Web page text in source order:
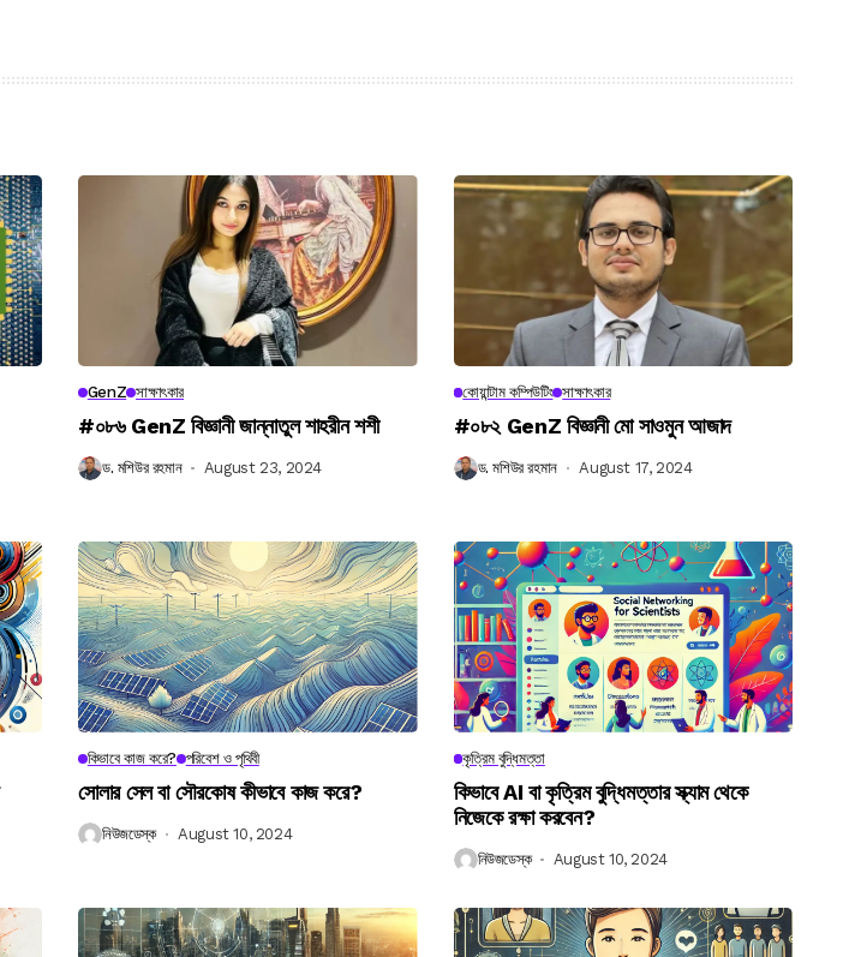
GenZ সাক্ষাৎকার
#০৮৬ GenZ বিজ্ঞানী জান্নাতুল শাহরীন শশী
ড. মশিউর রহমান August 23, 2024
কোয়ান্টাম কম্পিউটিং সাক্ষাৎকার
#০৮২ GenZ বিজ্ঞানী মো সাওমুন আজাদ
ড. মশিউর রহমান August 17, 2024
কিভাবে কাজ করে? পরিবেশ ও পৃথিবী
সোলার সেল বা সৌরকোষ কীভাবে কাজ করে?
নিউজডেস্ক August 10, 2024
কৃত্রিম বুদ্ধিমত্তা
কিভাবে AI বা কৃত্রিম বুদ্ধিমত্তার স্ক্যাম থেকে
নিজেকে রক্ষা করবেন?
নিউজডেস্ক August 10, 2024